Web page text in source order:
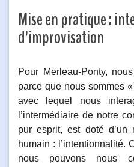
Mise en pratique :
d’improvisation
Pour Merleau-Ponty,
parce que nous sommes
avec lequel nous
l’intermédiaire de notre
pur esprit, est doté d’un
humain : l’intentionnalité.
nous pouvons nous